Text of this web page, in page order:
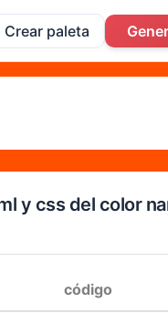
Crear paleta
y css del color
código